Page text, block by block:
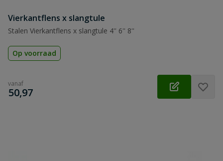
Vierkantflens x slangtule
Stalen Vierkantflens x slangtule 4'' 6'' 8''
Op voorraad
vanaf
€
50,97